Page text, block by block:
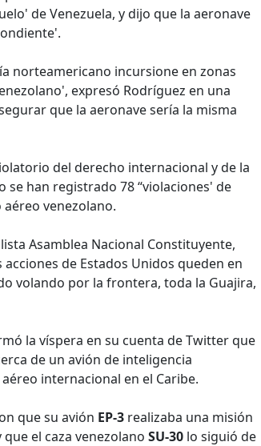
de Venezuela, y dijo que la aeronave
norteamericano incursione en zonas
expresó Rodríguez en una
que la aeronave sería la misma
del derecho internacional y de la
han registrado 78 “violaciones' de
venezolano.
Asamblea Nacional Constituyente,
de Estados Unidos queden en
volando por la frontera, toda la Guajira,
la víspera en su cuenta de Twitter que
de un avión de inteligencia
internacional en el Caribe.
que su avión EP-3 realizaba una misión
el caza venezolano SU-30 lo siguió de